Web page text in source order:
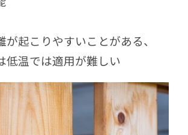
が起こりやすいことがある、
低温では適用が難しい